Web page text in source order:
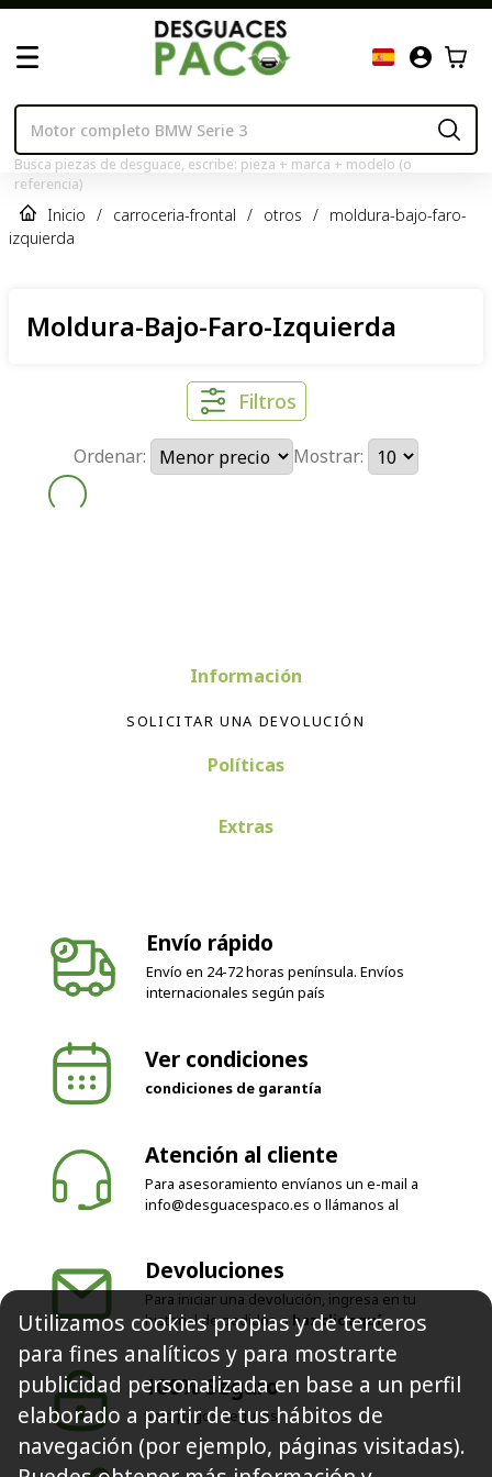
Busca piezas de desguace, escribe: pieza + marca + modelo (o
referencia)
Inicio / carroceria-frontal / otros / moldura-bajo-faro-
izquierda
Moldura-Bajo-Faro-Izquierda
Filtros
Ordenar: Mostrar:
Información
SOLICITAR UNA DEVOLUCIÓN
Políticas
Extras
Envío rápido
Envío en 24-72 horas península. Envíos
internacionales según país
Ver condiciones
condiciones de garantía
Atención al cliente
Para asesoramiento envíanos un e-mail a
info@desguacespaco.es o llámanos al
Devoluciones
Para iniciar una devolución, ingresa en tu
historial de pedidos o haz clic aquí
100% Seguro
Solo pagos seguros
Utilizamos cookies propias y de terceros
para fines analíticos y para mostrarte
publicidad personalizada en base a un perfil
elaborado a partir de tus hábitos de
navegación (por ejemplo, páginas visitadas).